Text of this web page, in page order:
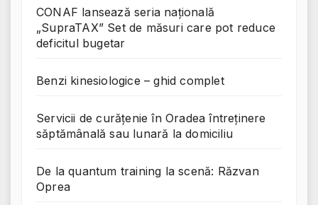
CONAF lansează seria națională
„SupraTAX” Set de măsuri care pot reduce
deficitul bugetar
Benzi kinesiologice – ghid complet
Servicii de curățenie în Oradea întreținere
săptămânală sau lunară la domiciliu
De la quantum training la scenă: Răzvan
Oprea